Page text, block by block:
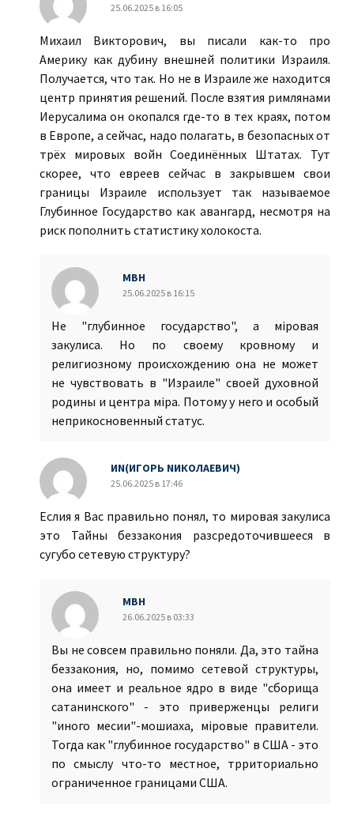
25.06.2025 в 16:05
Михаил Викторович, вы писали как-то про
Америку как дубину внешней политики Израиля.
Получается, что так. Но не в Израиле же находится
центр принятия решений. После взятия римлянами
Иерусалима он окопался где-то в тех краях, потом
в Европе, а сейчас, надо полагать, в безопасных от
трёх мировых войн Соединённых Штатах. Тут
скорее, что евреев сейчас в закрывшем свои
границы Израиле использует так называемое
Глубинное Государство как авангард, несмотря на
риск пополнить статистику холокоста.
МВН
25.06.2025 в 16:15
Не "глубинное государство", а мiровая
закулиса. Но по своему кровному и
религиозному происхождению она не может
не чувствовать в "Израиле" своей духовной
родины и центра мiра. Потому у него и особый
неприкосновенный статус.
ИN(ИГОРЬ NИКОЛАЕВИЧ)
25.06.2025 в 17:46
Еслия я Вас правильно понял, то мировая закулиса
это Тайны беззакония разсредоточившееся в
сугубо сетевую структуру?
МВН
26.06.2025 в 03:33
Вы не совсем правильно поняли. Да, это тайна
беззакония, но, помимо сетевой структуры,
она имеет и реальное ядро в виде "сборища
сатанинского" - это приверженцы религи
"иного месии"-мошиаха, мiровые правители.
Тогда как "глубинное государство" в США - это
по смыслу что-то местное, трриториально
ограниченное границами США.